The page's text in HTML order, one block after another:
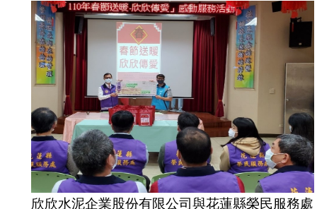
欣欣水泥企業股份有限公司與花蓮縣榮民服務處